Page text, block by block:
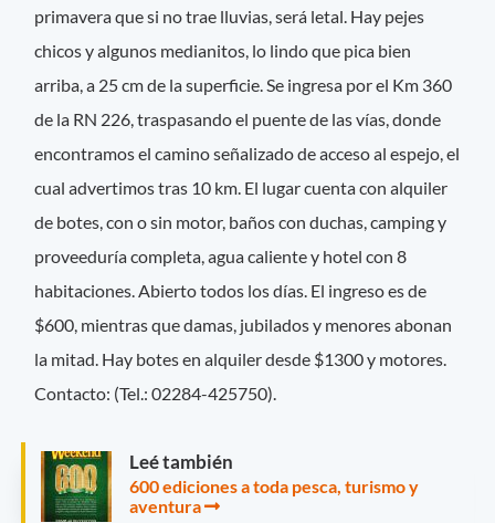
primavera que si no trae lluvias, será letal. Hay pejes
chicos y algunos medianitos, lo lindo que pica bien
arriba, a 25 cm de la superficie. Se ingresa por el Km 360
de la RN 226, traspasando el puente de las vías, donde
encontramos el camino señalizado de acceso al espejo, el
cual advertimos tras 10 km. El lugar cuenta con alquiler
de botes, con o sin motor, baños con duchas, camping y
proveeduría completa, agua caliente y hotel con 8
habitaciones. Abierto todos los días. El ingreso es de
$600, mientras que damas, jubilados y menores abonan
la mitad. Hay botes en alquiler desde $1300 y motores.
Contacto: (Tel.: 02284-425750).
Leé también
600 ediciones a toda pesca, turismo y
aventura